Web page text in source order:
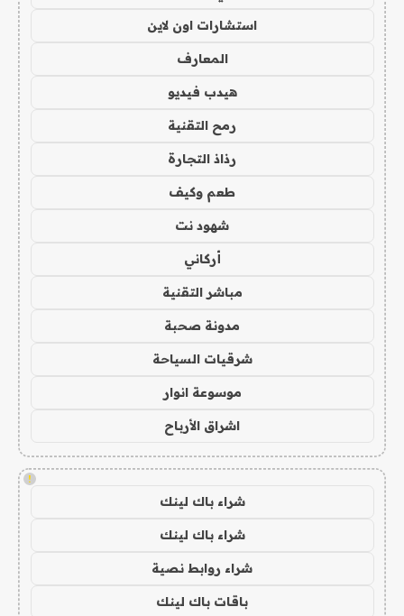
استشارات اون لاين
المعارف
هيدب فيديو
رمح التقنية
رذاذ التجارة
طعم وكيف
شهود نت
أركاني
مباشر التقنية
مدونة صحبة
شرقيات السياحة
موسوعة انوار
اشراق الأرباح
!
شراء باك لينك
شراء باك لينك
شراء روابط نصية
باقات باك لينك